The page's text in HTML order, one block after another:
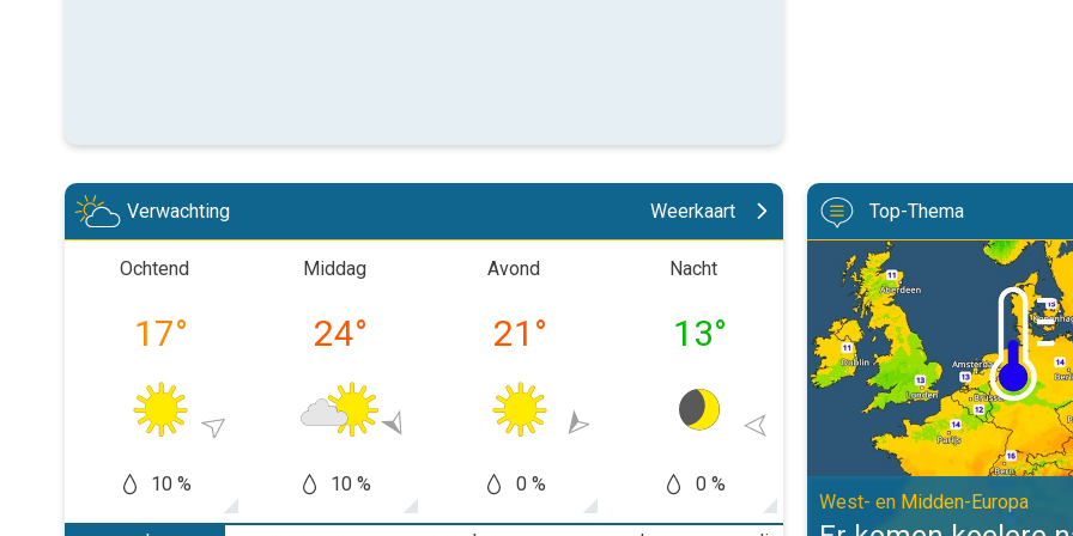
Verwachting Weerkaart
Ochtend
17°
10 %
Middag
24°
10 %
Avond
21 °
0 %
Nacht
13°
0 %
Ochtend
19°
0 %
27
0
Top-Thema
Er komen koelere nachten aan.
West- en Midden-Europa